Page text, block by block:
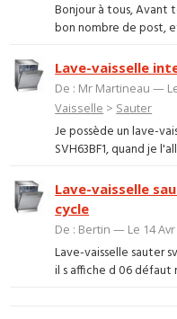
Bonjour à tous, Avant
bon nombre de post,
Lave-vaisselle
De : Mr Martineau —
Vaisselle > Sauter
Je possède un lave-
SVH63BF1, quand je
Lave-vaisselle
cycle
De : Bertin — Le 14
Lave-vaisselle sauter
il s affiche d 06 défaut